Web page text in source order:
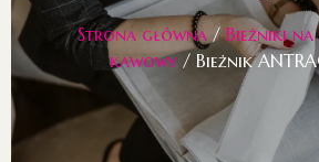
Strona główna /Bieżniki
kawowy / Bieżnik